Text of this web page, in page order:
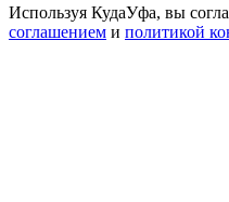
Используя КудаУфа, вы
соглашением и политикой